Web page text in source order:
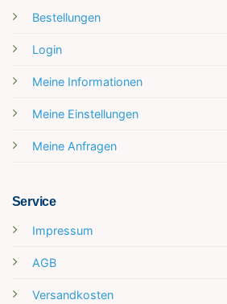
Bestellungen
Login
Meine Informationen
Meine Einstellungen
Meine Anfragen
Service
Impressum
AGB
Versandkosten